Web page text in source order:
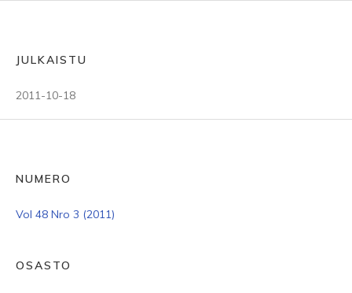
JULKAISTU
2011-10-18
NUMERO
Vol 48 Nro 3 (2011)
OSASTO